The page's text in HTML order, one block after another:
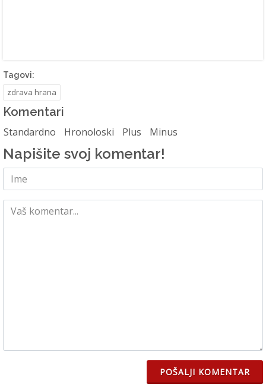
Tagovi:
zdrava hrana
Komentari
Standardno Hronoloski Plus Minus
Napišite svoj komentar!
POŠALJI KOMENTAR